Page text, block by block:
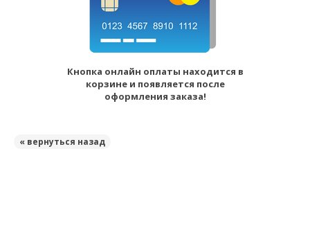
Кнопка онлайн оплаты находится в
корзине и появляется после
оформления заказа!
« вернуться назад